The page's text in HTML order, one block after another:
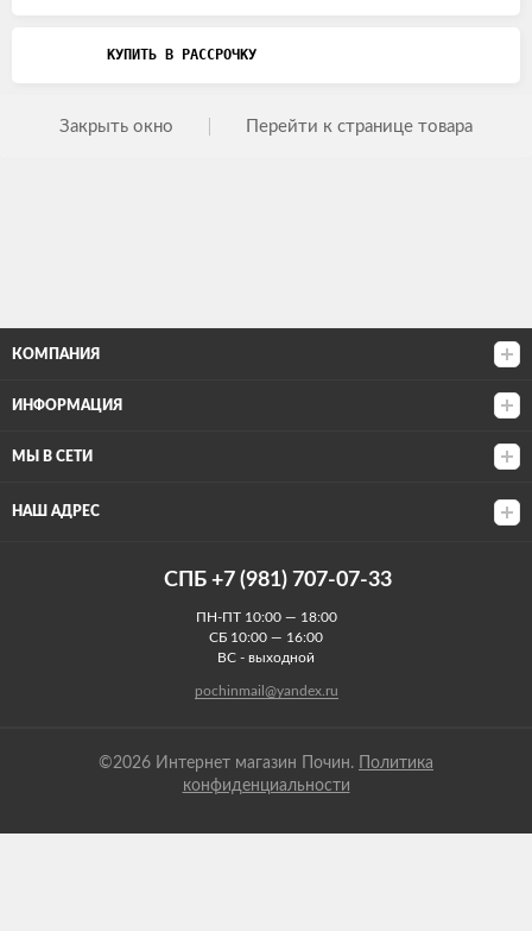
КУПИТЬ В РАССРОЧКУ
Закрыть окно Перейти к странице товара
КОМПАНИЯ
ИНФОРМАЦИЯ
МЫ В СЕТИ
НАШ АДРЕС
СПБ +7 (981) 707-07-33
ПН-ПТ 10:00 — 18:00
СБ 10:00 — 16:00
ВС - выходной
pochinmail@yandex.ru
©2026 Интернет магазин Почин.
Политика
конфиденциальности